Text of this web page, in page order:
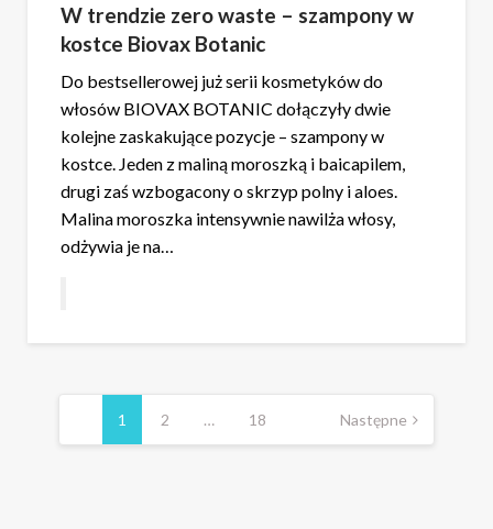
W trendzie zero waste – szampony w
kostce Biovax Botanic
Do bestsellerowej już serii kosmetyków do
włosów BIOVAX BOTANIC dołączyły dwie
kolejne zaskakujące pozycje – szampony w
kostce. Jeden z maliną moroszką i baicapilem,
drugi zaś wzbogacony o skrzyp polny i aloes.
Malina moroszka intensywnie nawilża włosy,
odżywia je na…
Stronicowanie
wpisów
1 2 … 18 Następne